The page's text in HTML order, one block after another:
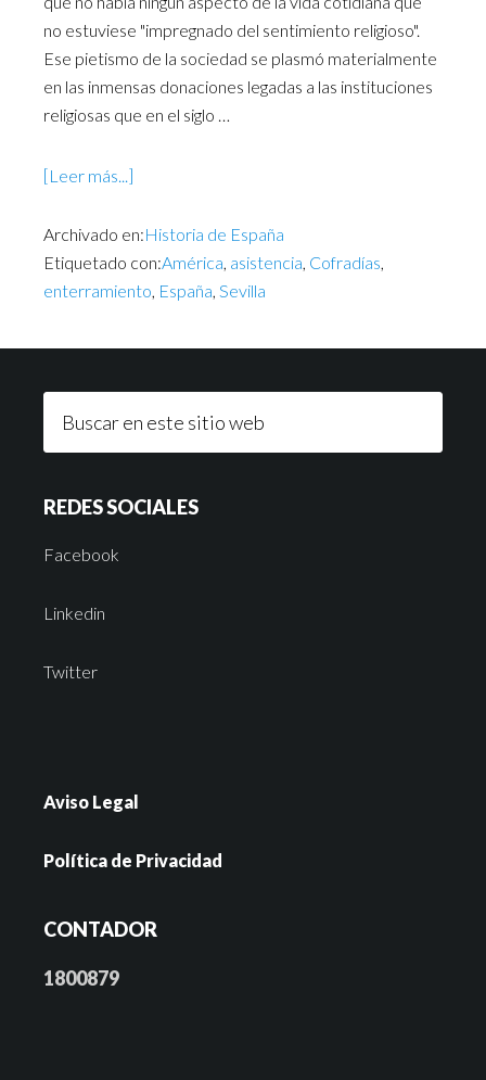
no estuviese "impregnado del sentimiento religioso".
Ese pietismo de la sociedad se plasmó materialmente
en las inmensas donaciones legadas a las instituciones
religiosas que en el siglo …
[Leer más...]
Archivado en:Historia de España
Etiquetado con:América, asistencia, Cofradías,
enterramiento, España, Sevilla
REDES SOCIALES
Facebook
Linkedin
Twitter
Aviso Legal
Política de Privacidad
CONTADOR
1800879